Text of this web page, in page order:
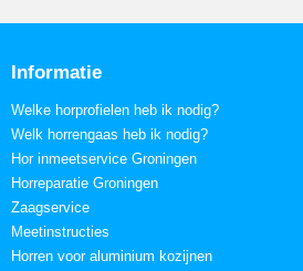
Informatie
Welke horprofielen heb ik nodig?
Welk horrengaas heb ik nodig?
Hor inmeetservice Groningen
Horreparatie Groningen
Zaagservice
Meetinstructies
Horren voor aluminium kozijnen